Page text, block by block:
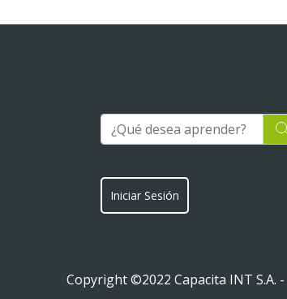
Iniciar Sesión
Copyright ©2022 Capacita INT S.A. -